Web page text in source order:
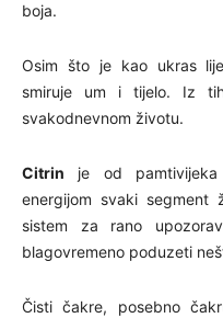
boja.
Osim što je kao ukras
smiruje um i tijelo. Iz
svakodnevnom životu.
Citrin je od
energijom svaki segment
sistem za rano
blagovremeno poduzeti
Čisti čakre, posebno